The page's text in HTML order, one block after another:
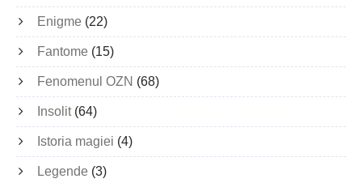
Enigme (22)
Fantome (15)
Fenomenul OZN (68)
Insolit(64)
Istoria magiei (4)
Legende (3)